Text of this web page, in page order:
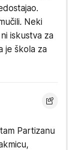
Neki
iskustva za
je škola za
Partizanu